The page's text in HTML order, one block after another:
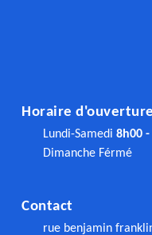
Horaire d'ouverture
Lundi-Samedi 8h00
Dimanche Férmé
Contact
rue benjamin